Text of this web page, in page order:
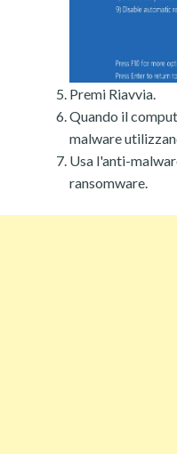
Premi Riavvia.
Quando il
malware
Usa l'anti-
ransomware.